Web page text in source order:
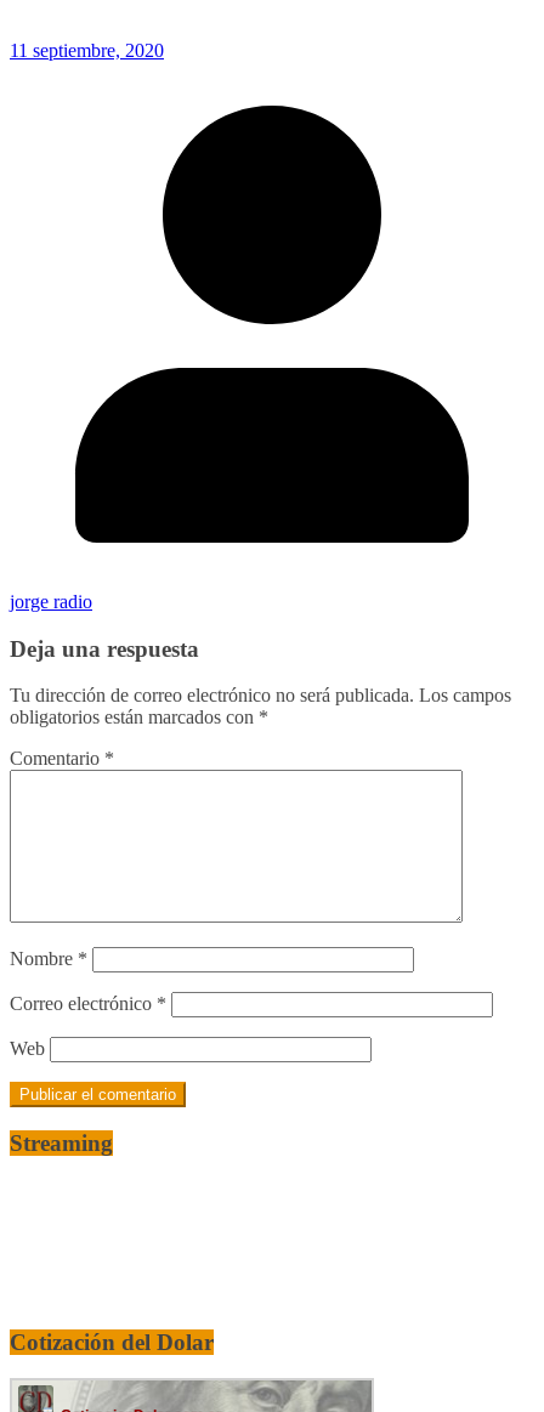
11 septiembre, 2020
jorge radio
Deja una respuesta
Tu dirección de correo electrónico no será publicada. Los campos
obligatorios están marcados con *
Comentario *
Nombre *
Correo electrónico *
Web
Streaming
Cotización del Dolar